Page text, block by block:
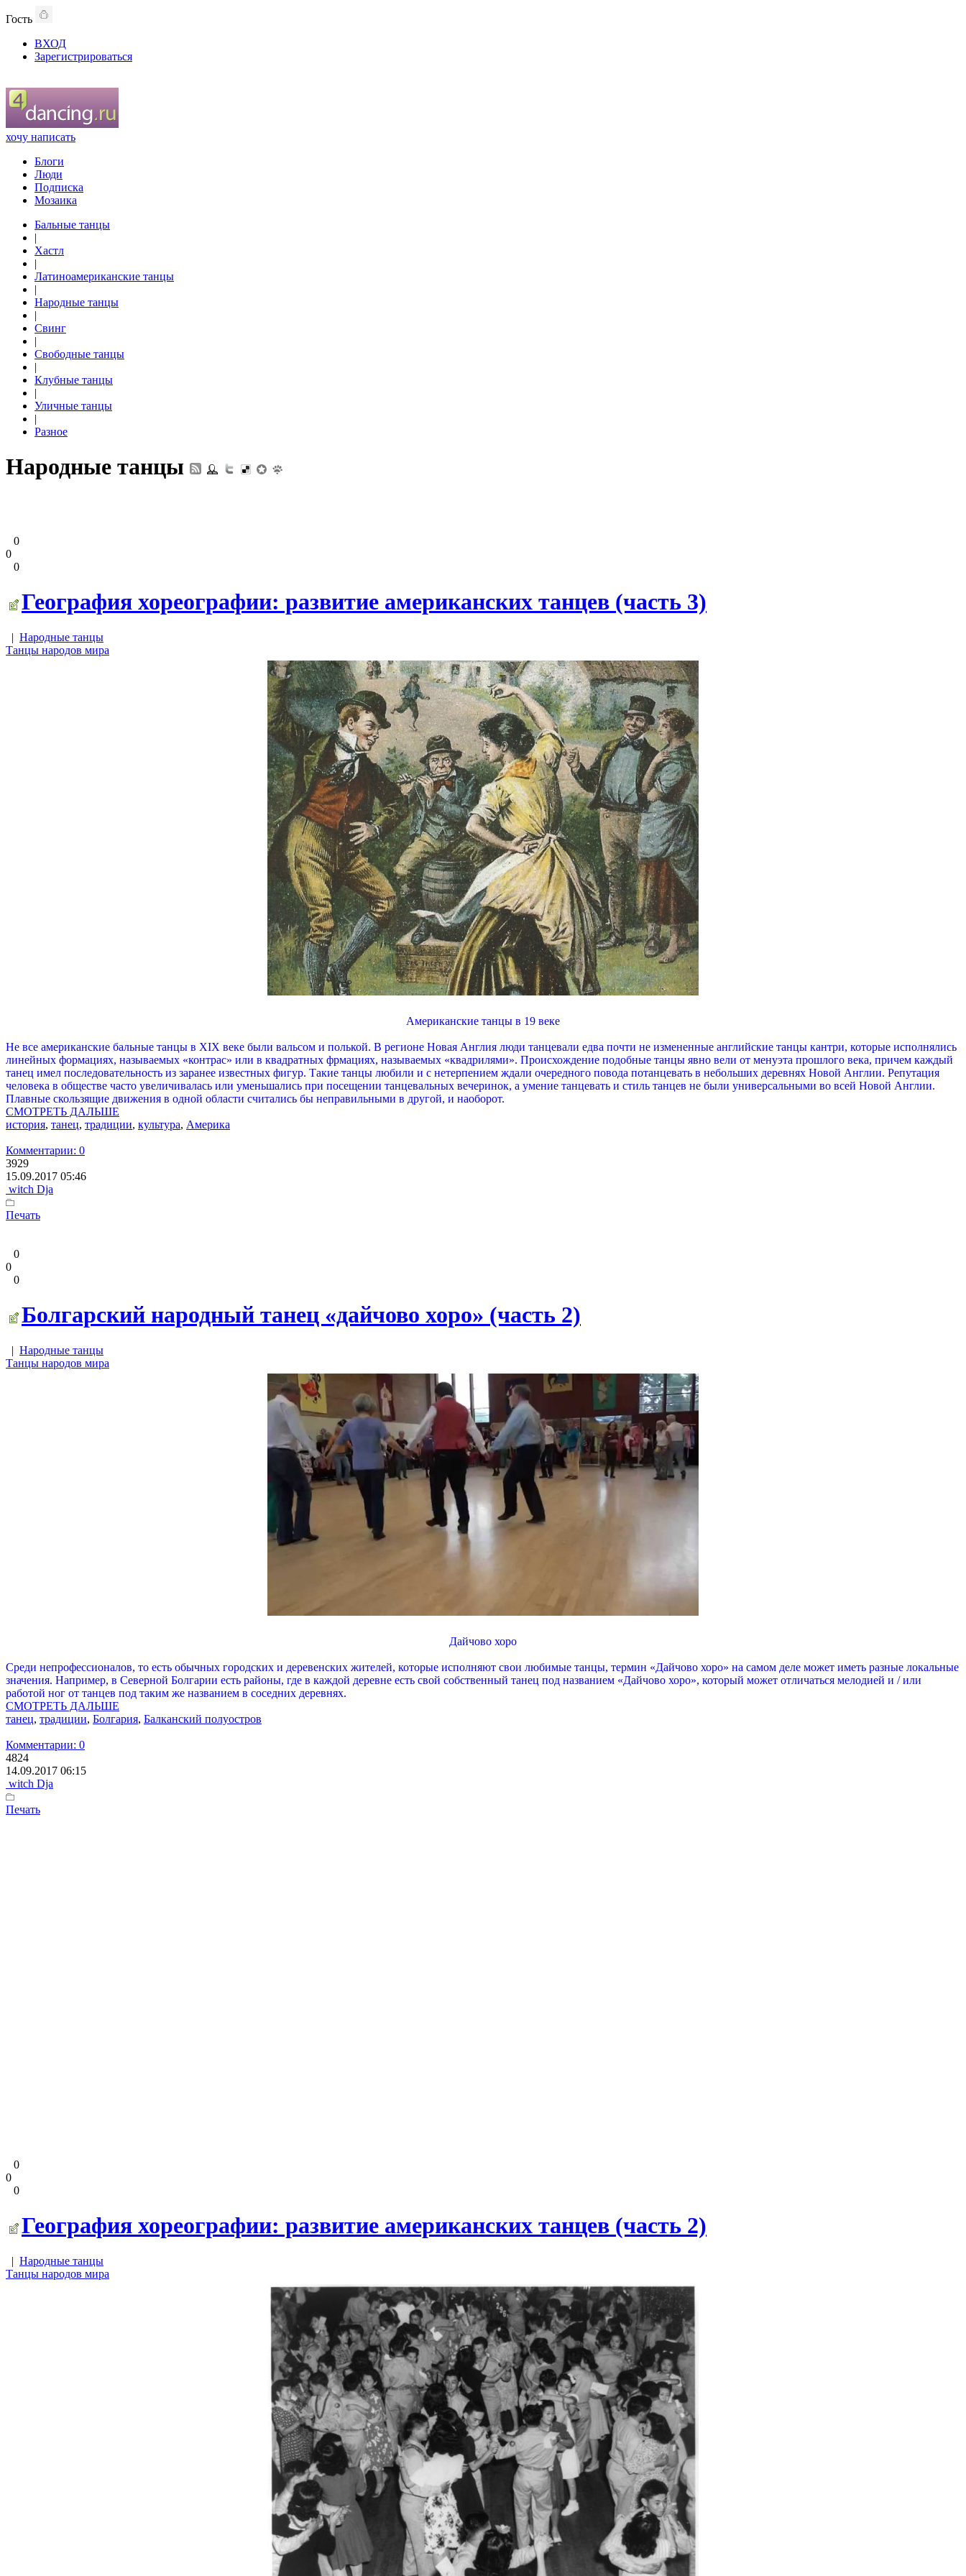
Гость
ВХОД
Зарегистрироваться
хочу написать
Блоги
Люди
Подписка
Мозаика
Бальные танцы
|
Хастл
|
Латиноамериканские танцы
|
Народные танцы
|
Свинг
|
Свободные танцы
|
Клубные танцы
|
Уличные танцы
|
Разное
Народные танцы
0
0
0
География хореографии: развитие американских танцев (часть 3)
| Народные танцы
Танцы народов мира
Американские танцы в 19 веке
Не все американские бальные танцы в XIX веке были вальсом и полькой. В регионе Новая Англия люди танцевали едва почти не измененные английские танцы кантри, которые исполнялись
линейных формациях, называемых «контрас» или в квадратных фрмациях, называемых «квадрилями». Происхождение подобные танцы явно вели от менуэта прошлого века, причем каждый
танец имел последовательность из заранее известных фигур. Такие танцы любили и с нетерпением ждали очередного повода потанцевать в небольших деревнях Новой Англии. Репутация
человека в обществе часто увеличивалась или уменьшались при посещении танцевальных вечеринок, а умение танцевать и стиль танцев не были универсальными во всей Новой Англии.
Плавные скользящие движения в одной области считались бы неправильными в другой, и наоборот.
СМОТРЕТЬ ДАЛЬШЕ
история, танец, традиции, культура, Америка
Комментарии: 0
3929
15.09.2017 05:46
witch Dja
Печать
0
0
0
Болгарский народный танец «дайчово хоро» (часть 2)
| Народные танцы
Танцы народов мира
Дайчово хоро
Среди непрофессионалов, то есть обычных городских и деревенских жителей, которые исполняют свои любимые танцы, термин «Дайчово хоро» на самом деле может иметь разные локальные
значения. Например, в Северной Болгарии есть районы, где в каждой деревне есть свой собственный танец под названием «Дайчово хоро», который может отличаться мелодией и / или
работой ног от танцев под таким же названием в соседних деревнях.
СМОТРЕТЬ ДАЛЬШЕ
танец, традиции, Болгария, Балканский полуостров
Комментарии: 0
4824
14.09.2017 06:15
witch Dja
Печать
0
0
0
География хореографии: развитие американских танцев (часть 2)
| Народные танцы
Танцы народов мира